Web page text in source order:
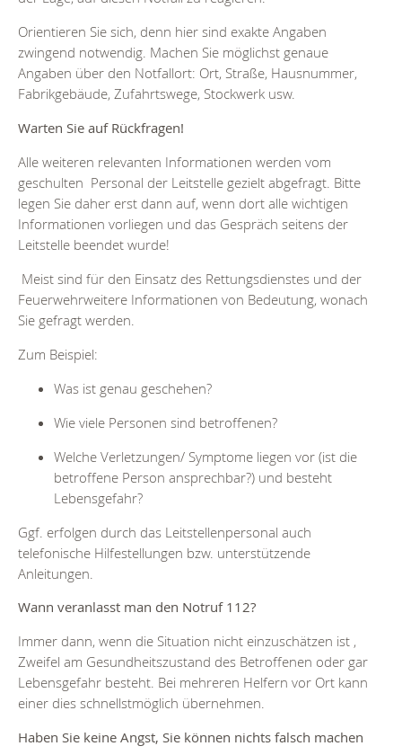
Orientieren Sie sich, denn hier sind exakte Angaben
zwingend notwendig. Machen Sie möglichst genaue
Angaben über den Notfallort: Ort, Straße, Hausnummer,
Fabrikgebäude, Zufahrtswege, Stockwerk usw.
Warten Sie auf Rückfragen!
Alle weiteren relevanten Informationen werden vom
geschulten Personal der Leitstelle gezielt abgefragt. Bitte
legen Sie daher erst dann auf, wenn dort alle wichtigen
Informationen vorliegen und das Gespräch seitens der
Leitstelle beendet wurde!
Meist sind für den Einsatz des Rettungsdienstes und der
Feuerwehrweitere Informationen von Bedeutung, wonach
Sie gefragt werden.
Zum Beispiel:
Was ist genau geschehen?
Wie viele Personen sind betroffenen?
Welche Verletzungen/ Symptome liegen vor (ist die
betroffene Person ansprechbar?) und besteht
Lebensgefahr?
Ggf. erfolgen durch das Leitstellenpersonal auch
telefonische Hilfestellungen bzw. unterstützende
Anleitungen.
Wann veranlasst man den Notruf 112?
Immer dann, wenn die Situation nicht einzuschätzen ist ,
Zweifel am Gesundheitszustand des Betroffenen oder gar
Lebensgefahr besteht. Bei mehreren Helfern vor Ort kann
einer dies schnellstmöglich übernehmen.
Haben Sie keine Angst, Sie können nichts falsch machen